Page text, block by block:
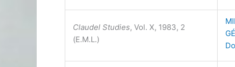
Claudel Studies, Vol. X, 1983, 2
(E.M.L.)